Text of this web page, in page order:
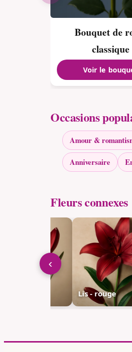
Bouquet de
classique
Voir le
Occasions
Amour &
Anniversaire
Fleurs connexes
Lis - rouge
‹